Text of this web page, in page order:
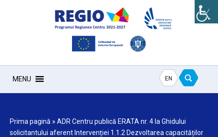
MENU EN
Prima pagină » ADR Centru publică ERATA nr. 4 la Ghidului
solicitantului aferent Intervenției 1.1.2 Dezvoltarea capacităților